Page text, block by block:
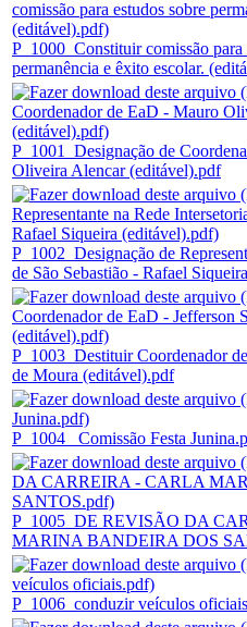
P_1000_Constituir comissão para
permanência e êxito escolar.
P_1001_Designação de
Oliveira Alencar (editável).pdf
P_1002_Designação de
de São Sebastião - Rafael
P_1003_Destituir Coordenador
de Moura (editável).pdf
P_1004_ Comissão Festa
P_1005_DE REVISÃO DA
MARINA BANDEIRA DOS
P_1006_conduzir veículos